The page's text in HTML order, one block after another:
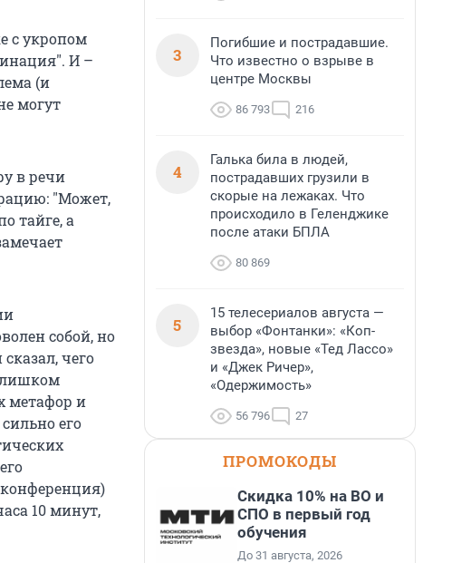
с укропом
И –
(и
могут
в речи
"Может,
тайге, а
собой, но
чего
метафор и
его
10 минут,
3
Погибшие и пострадавшие.
Что известно о взрыве в
центре Москвы
86 793 216
4
Галька била в людей,
пострадавших грузили в
скорые на лежаках. Что
происходило в Геленджике
после атаки БПЛА
80 869
5
15 телесериалов августа —
выбор «Фонтанки»: «Коп-
звезда», новые «Тед Лассо»
и «Джек Ричер»,
«Одержимость»
56 796 27
ПРОМОКОДЫ
Скидка 10% на ВО и
СПО в первый год
обучения
До 31 августа, 2026